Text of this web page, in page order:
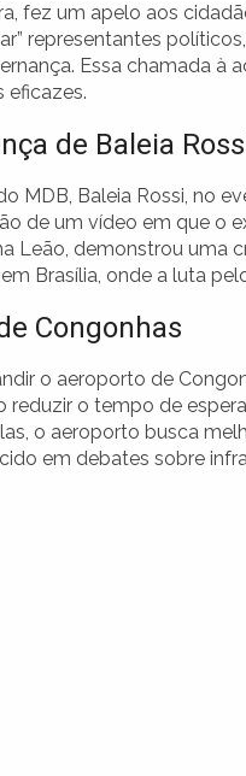
fez um apelo aos
representantes
Essa chamada à
eficazes.
de Baleia
MDB, Baleia Rossi, no
de um vídeo em que o
Leão, demonstrou uma
Brasília, onde a luta
Congonhas
o aeroporto de
o tempo de
o aeroporto busca
em debates sobre